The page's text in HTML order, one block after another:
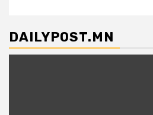
DAILYPOST.MN